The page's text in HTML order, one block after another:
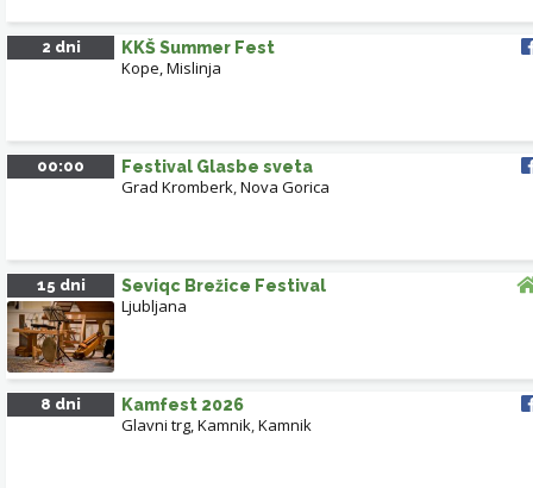
2 dni KKŠ Summer Fest
Kope, Mislinja
00:00 Festival Glasbe sveta
Grad Kromberk,Nova Gorica
15 dni Seviqc Brežice Festival
Ljubljana
8 dni Kamfest 2026
Glavni trg, Kamnik,Kamnik